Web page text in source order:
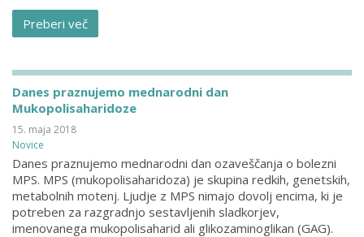
Preberi več
Danes praznujemo mednarodni dan
Mukopolisaharidoze
15. maja 2018
Novice
Danes praznujemo mednarodni dan ozaveščanja o bolezni
MPS. MPS (mukopolisaharidoza) je skupina redkih, genetskih,
metabolnih motenj. Ljudje z MPS nimajo dovolj encima, ki je
potreben za razgradnjo sestavljenih sladkorjev,
imenovanega mukopolisaharid ali glikozaminoglikan (GAG).